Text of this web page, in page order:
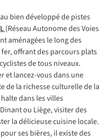
bien développé de pistes
(Réseau Autonome des Voies
aménagées le long des
offrant des parcours plats
de tous niveaux.
et lancez-vous dans une
de la richesse culturelle de la
dans les villes
ou Liège, visiter des
la délicieuse cuisine locale.
ses bières, il existe des